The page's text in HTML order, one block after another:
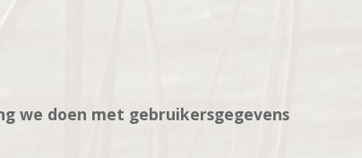
we doen met gebruikersgegevens